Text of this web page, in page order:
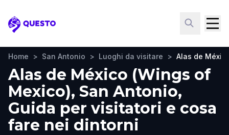
Questo
Home > San Antonio > Luoghi da visitare > Alas de
Alas de México (Wings of
Mexico), San Antonio,
Guida per visitatori e cosa
fare nei dintorni